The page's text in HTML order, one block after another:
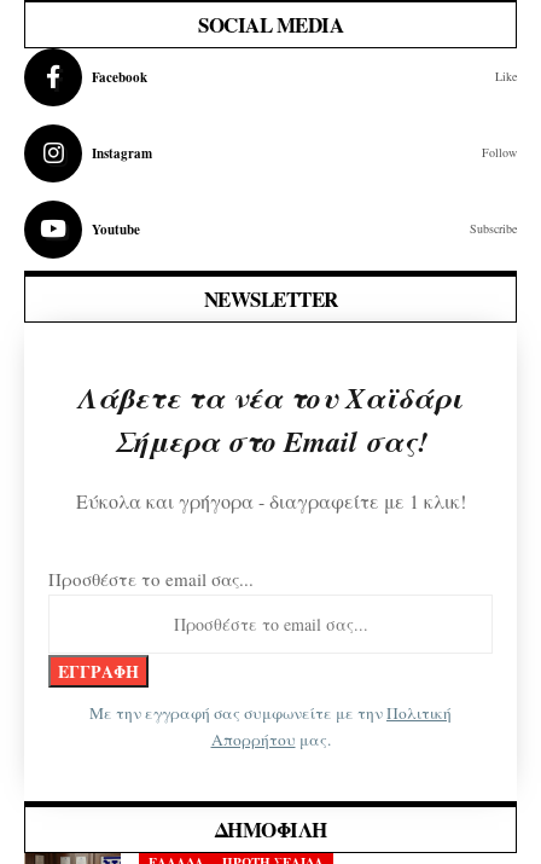
SOCIAL MEDIA
Facebook Like
Instagram Follow
Youtube Subscribe
NEWSLETTER
Λάβετε τα νέα του Χαϊδάρι
Σήμερα στο Email σας!
Εύκολα και γρήγορα - διαγραφείτε με 1 κλικ!
Προσθέστε το email σας...
Με την εγγραφή σας συμφωνείτε με τηνΠολιτική
Απορρήτου μας.
ΔΗΜΟΦΙΛΉ